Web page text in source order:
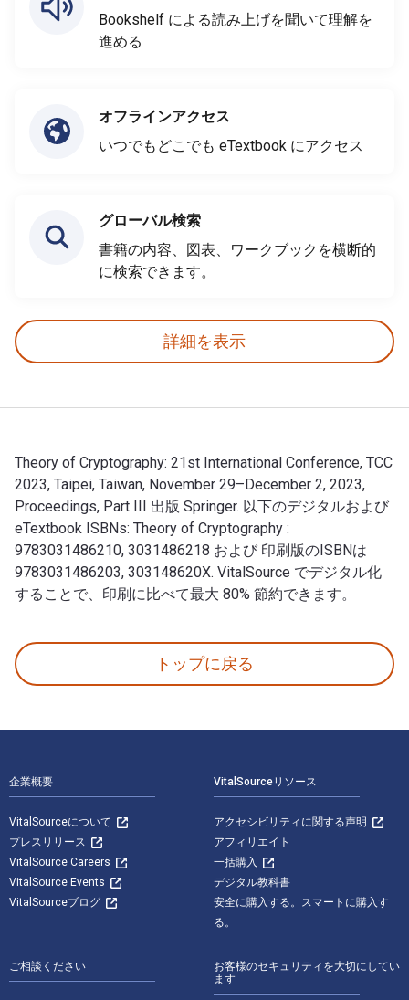
Bookshelf による読み上げを聞いて理解を
進める
オフラインアクセス
いつでもどこでも eTextbook にアクセス
グローバル検索
書籍の内容、図表、ワークブックを横断的
に検索できます。
詳細を表示
Theory of Cryptography: 21st International Conference, TCC
2023, Taipei, Taiwan, November 29–December 2, 2023,
Proceedings, Part III 出版 Springer. 以下のデジタルおよび
eTextbook ISBNs: Theory of Cryptography :
9783031486210, 3031486218 および 印刷版のISBNは
9783031486203, 303148620X. VitalSource でデジタル化
することで、印刷に比べて最大 80% 節約できます。
トップに戻る
企業概要
VitalSourceについて
プレスリリース
VitalSource Careers
VitalSource Events
VitalSourceブログ
VitalSourceリソース
アクセシビリティに関する声明
アフィリエイト
一括購入
デジタル教科書
安全に購入する。スマートに購入す
る。
ご相談ください
お客様のセキュリティを大切にしてい
ます